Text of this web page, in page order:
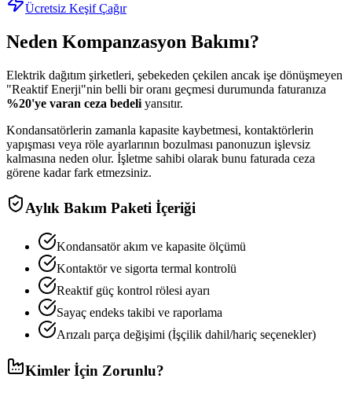
Ücretsiz Keşif Çağır
Neden Kompanzasyon Bakımı?
Elektrik dağıtım şirketleri, şebekeden çekilen ancak işe dönüşmeyen
"Reaktif Enerji"nin belli bir oranı geçmesi durumunda faturanıza
%20'ye varan ceza bedeli yansıtır.
Kondansatörlerin zamanla kapasite kaybetmesi, kontaktörlerin
yapışması veya röle ayarlarının bozulması panonuzun işlevsiz
kalmasına neden olur. İşletme sahibi olarak bunu faturada ceza
görene kadar fark etmezsiniz.
Aylık Bakım Paketi İçeriği
Kondansatör akım ve kapasite ölçümü
Kontaktör ve sigorta termal kontrolü
Reaktif güç kontrol rölesi ayarı
Sayaç endeks takibi ve raporlama
Arızalı parça değişimi (İşçilik dahil/hariç seçenekler)
Kimler İçin Zorunlu?